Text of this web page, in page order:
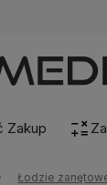
Zakup
Łodzie